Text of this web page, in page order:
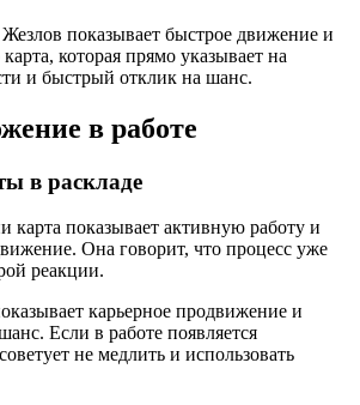
показывает быстрое движение и
которая прямо указывает на
и быстрый отклик на шанс.
в работе
в раскладе
показывает активную работу и
Она говорит, что процесс уже
реакции.
карьерное продвижение и
Если в работе появляется
не медлить и использовать